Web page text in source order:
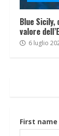
Blue
valore
6 luglio
First